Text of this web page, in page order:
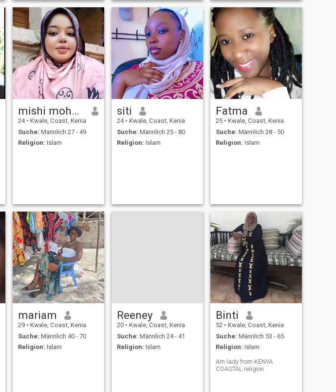
mishi mohamed
24 • Kwale, Coast, Kenia
Suche: Männlich 27 - 49
Religion: Islam
siti
24 • Kwale, Coast, Kenia
Suche: Männlich 25 - 80
Religion: Islam
Fatma
25 • Kwale, Coast, Kenia
Suche: Männlich 28 - 50
Religion: Islam
mariam
29 • Kwale, Coast, Kenia
Suche: Männlich 40 - 70
Religion: Islam
Reeney
20 • Kwale, Coast, Kenia
Suche: Männlich 24 - 41
Religion: Islam
Binti
52 • Kwale, Coast, Kenia
Suche: Männlich 53 - 65
Religion: Islam
Am lady from KENYA
COASTAL religion